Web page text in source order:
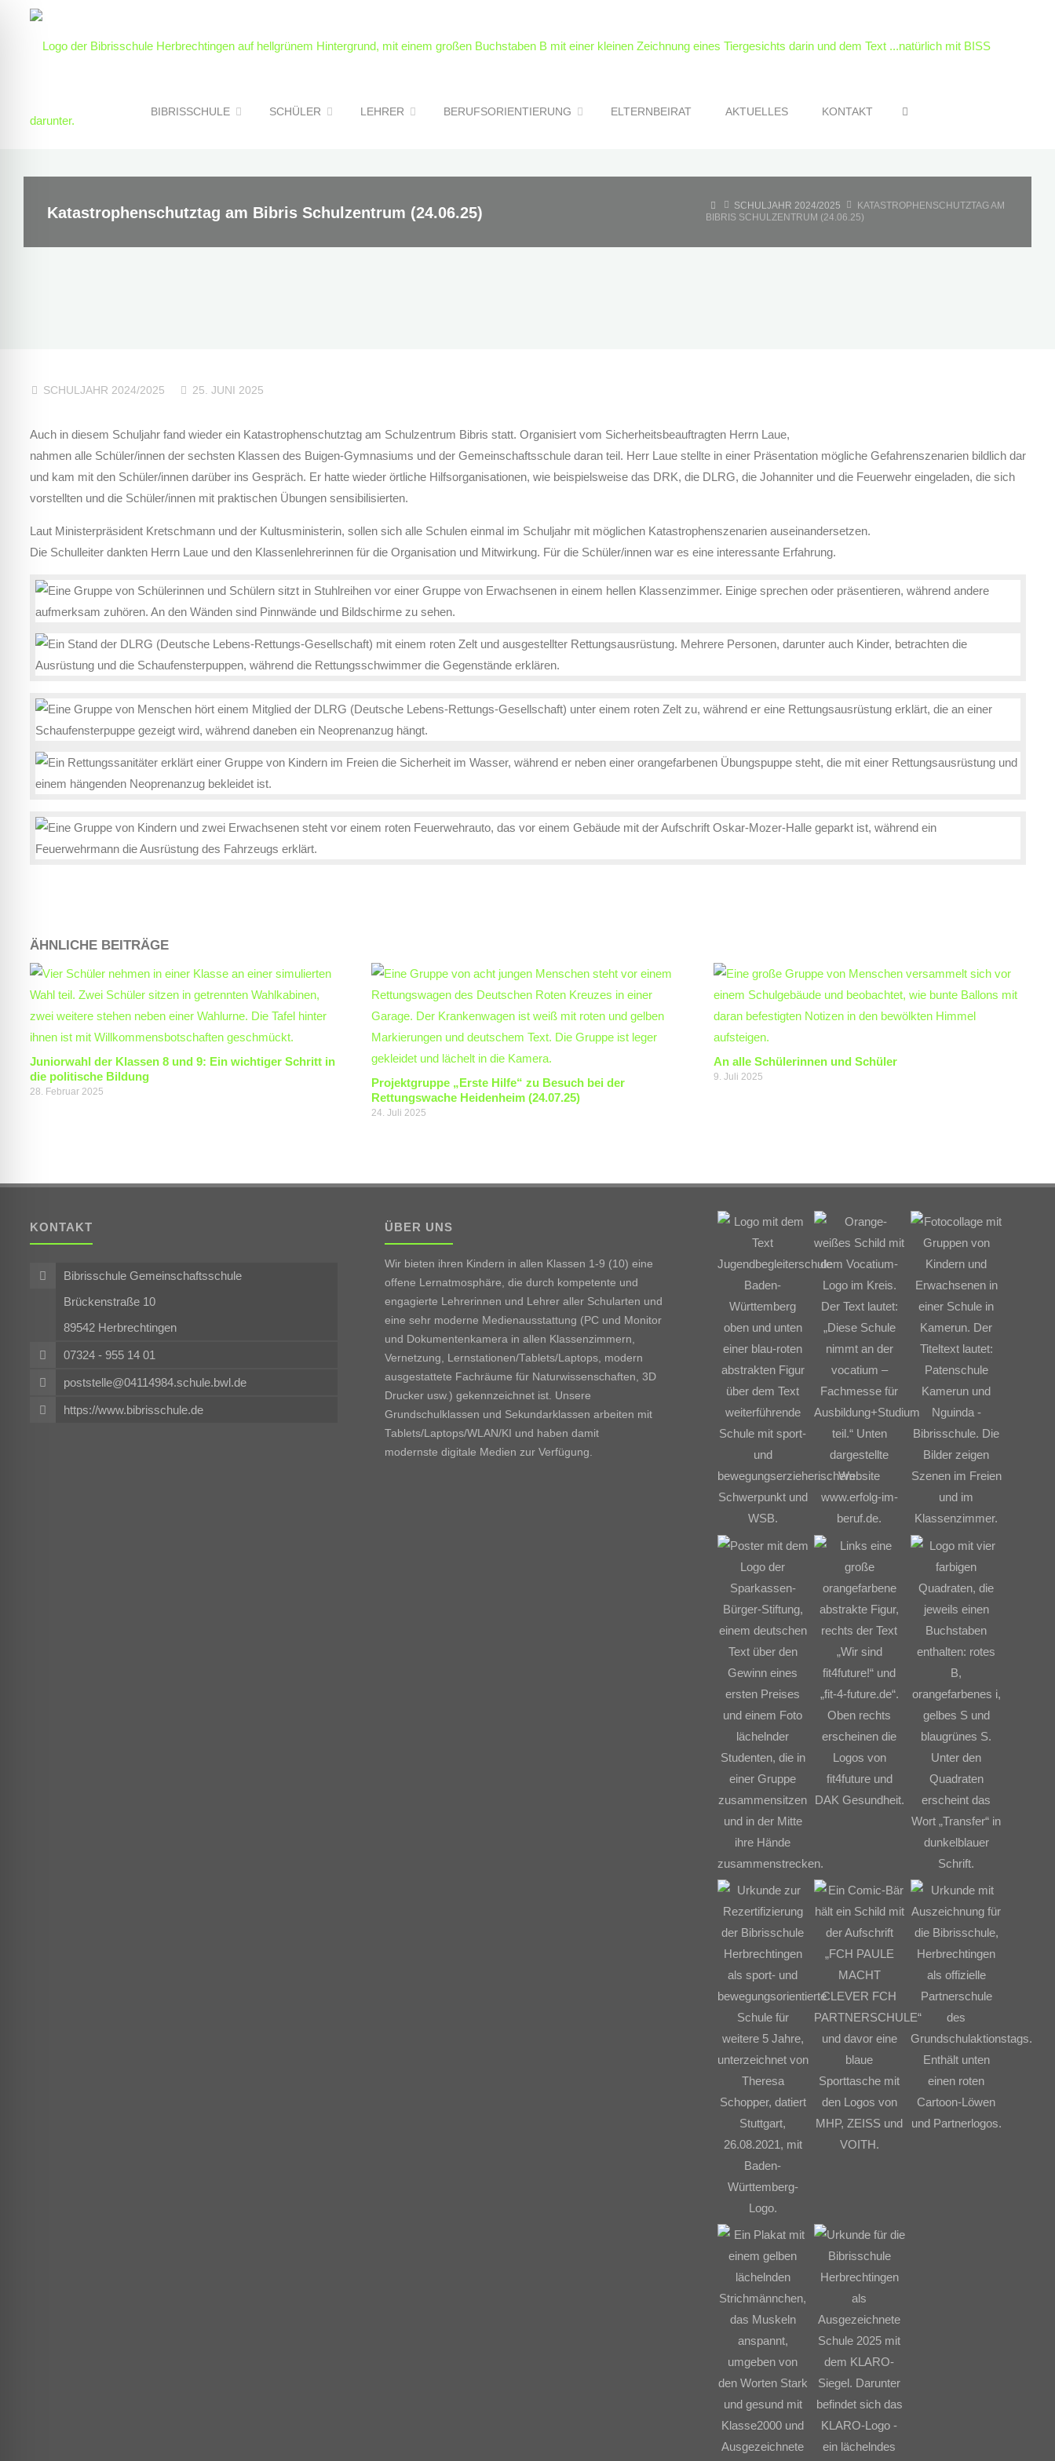
BIBRISSCHULE SCHÜLER LEHRER BERUFSORIENTIERUNG ELTERNBEIRAT AKTUELLES KONTAKT
Katastrophenschutztag am Bibris Schulzentrum (24.06.25) HOMESCHULJAHR 2024/2025
KATASTROPHENSCHUTZTAG AM
BIBRIS SCHULZENTRUM (24.06.25)
SCHULJAHR 2024/2025 25. JUNI 2025
Auch in diesem Schuljahr fand wieder ein Katastrophenschutztag am Schulzentrum Bibris statt. Organisiert vom Sicherheitsbeauftragten Herrn Laue,
nahmen alle Schüler/innen der sechsten Klassen des Buigen-Gymnasiums und der Gemeinschaftsschule daran teil. Herr Laue stellte in einer Präsentation mögliche Gefahrenszenarien bildlich dar
und kam mit den Schüler/innen darüber ins Gespräch. Er hatte wieder örtliche Hilfsorganisationen, wie beispielsweise das DRK, die DLRG, die Johanniter und die Feuerwehr eingeladen, die sich
vorstellten und die Schüler/innen mit praktischen Übungen sensibilisierten.
Laut Ministerpräsident Kretschmann und der Kultusministerin, sollen sich alle Schulen einmal im Schuljahr mit möglichen Katastrophenszenarien auseinandersetzen.
Die Schulleiter dankten Herrn Laue und den Klassenlehrerinnen für die Organisation und Mitwirkung. Für die Schüler/innen war es eine interessante Erfahrung.
ÄHNLICHE BEITRÄGE
Juniorwahl der Klassen 8 und 9: Ein wichtiger Schritt in
die politische Bildung
28. Februar 2025
Projektgruppe „Erste Hilfe“ zu Besuch bei der
Rettungswache Heidenheim (24.07.25)
24. Juli 2025
An alle Schülerinnen und Schüler
9. Juli 2025
KONTAKT
Bibrisschule Gemeinschaftsschule
Brückenstraße 10
89542 Herbrechtingen
07324 - 955 14 01
poststelle@04114984.schule.bwl.de
https://www.bibrisschule.de
ÜBER UNS
Wir bieten ihren Kindern in allen Klassen 1-9 (10) eine
offene Lernatmosphäre, die durch kompetente und
engagierte Lehrerinnen und Lehrer aller Schularten und
eine sehr moderne Medienausstattung (PC und Monitor
und Dokumentenkamera in allen Klassenzimmern,
Vernetzung, Lernstationen/Tablets/Laptops, modern
ausgestattete Fachräume für Naturwissenschaften, 3D
Drucker usw.) gekennzeichnet ist. Unsere
Grundschulklassen und Sekundarklassen arbeiten mit
Tablets/Laptops/WLAN/KI und haben damit
modernste digitale Medien zur Verfügung.